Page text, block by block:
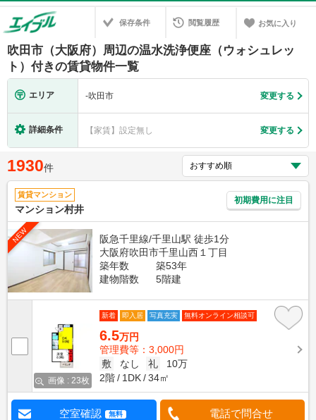
保存条件 閲覧履歴 お気に入り
吹田市（大阪府）周辺の温水洗浄便座（ウォシュレッ
ト）付きの賃貸物件一覧
エリア -吹田市 変更する
詳細条件 【家賃】設定無し 変更する
1930件
賃貸マンション
マンション村井
初期費用に注目
NEW
阪急千里線/千里山駅 徒歩1分
大阪府吹田市千里山西１丁目
築年数
築53年
建物階数
5階建
画像 : 23枚
新着 即入居 写真充実 無料オンライン相談可
6.5万円
管理費等：3,000円
敷
なし 礼
10万
2階
1DK 34㎡
空室確認 無料 電話で問合せ